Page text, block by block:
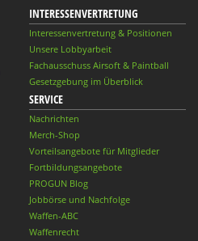
INTERESSENVERTRETUNG
Interessenvertretung & Positionen
Unsere Lobbyarbeit
Fachausschuss Airsoft & Paintball
Gesetzgebung im Überblick
SERVICE
Nachrichten
Merch-Shop
Vorteilsangebote für Mitglieder
Fortbildungsangebote
PROGUN Blog
Jobbörse und Nachfolge
Waffen-ABC
Waffenrecht